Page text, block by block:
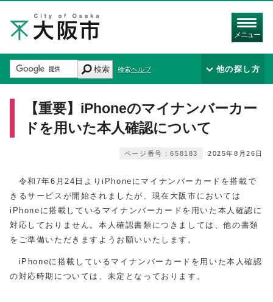
メニュー
検索 検索ヘルプ 他の探し方
【重要】iPhoneのマイナンバーカー
ドを用いた本人確認について
2025年8月26日
ページ番号：658183
令和7年6月24日よりiPhoneにマイナンバーカードを搭載で
きるサービスが開始されましたが、現在大阪市においては
iPhoneに搭載しているマイナンバーカードを用いた本人確認に
対応しておりません。本人確認書類につきましては、他の書類
をご準備いただきますようお願いいたします。
iPhoneに搭載しているマイナンバーカードを用いた本人確認
の対応時期については、未定となっております。